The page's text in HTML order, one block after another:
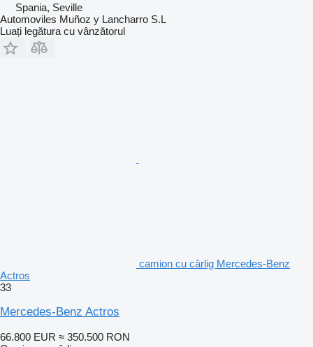
Spania, Seville
Automoviles Muñoz y Lancharro S.L
Luați legătura cu vânzătorul
camion cu cârlig Mercedes-Benz
Actros
33
Mercedes-Benz Actros
66.800 EUR ≈ 350.500 RON